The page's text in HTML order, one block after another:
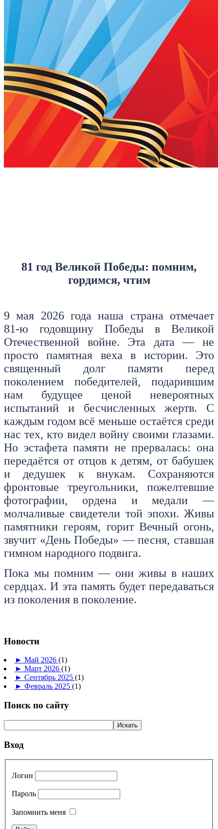
81 год Великой Победы: помним,
гордимся, чтим
9 мая 2026 года наша страна отмечает
81‑ю годовщину Победы в Великой
Отечественной войне. Эта дата — не
просто памятная веха в истории. Это
священный долг памяти перед
поколением победителей, подарившим
нам будущее ценой невероятных
испытаний и бесчисленных жертв. С
каждым годом всё меньше остаётся среди
нас тех, кто видел войну своими глазами.
Но эстафета памяти не прервалась: она
передаётся от отцов к детям, от бабушек
и дедушек к внукам. Сохраняются
фронтовые треугольники, пожелтевшие
фотографии, ордена и медали —
молчаливые свидетели той эпохи. Живы
памятники героям, горит Вечный огонь,
звучит «День Победы» — песня, ставшая
гимном народного подвига.
Пока мы помним — они живы в наших
сердцах. И эта память будет передаваться
из поколения в поколение.
Новости
► Май 2026 (1)
► Март 2026 (1)
► Сентябрь 2025 (1)
► Февраль 2025 (1)
Поиск по сайту
Вход
Логин
Пароль
Запомнить меня